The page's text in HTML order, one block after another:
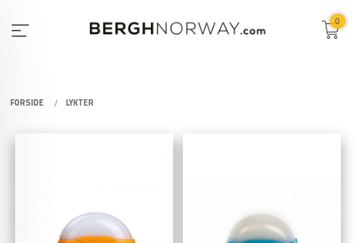
innholdet
0
FORSIDE LYKTER